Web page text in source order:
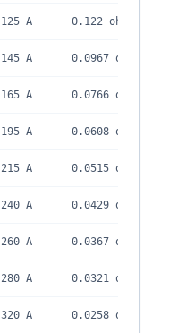
125 A 0.122 ohm/kft
145 A 0.0967 ohm/kft
165 A 0.0766 ohm/kft
195 A 0.0608 ohm/kft
215 A 0.0515 ohm/kft
240 A 0.0429 ohm/kft
260 A 0.0367 ohm/kft
280 A 0.0321 ohm/kft
320 A 0.0258 ohm/kft